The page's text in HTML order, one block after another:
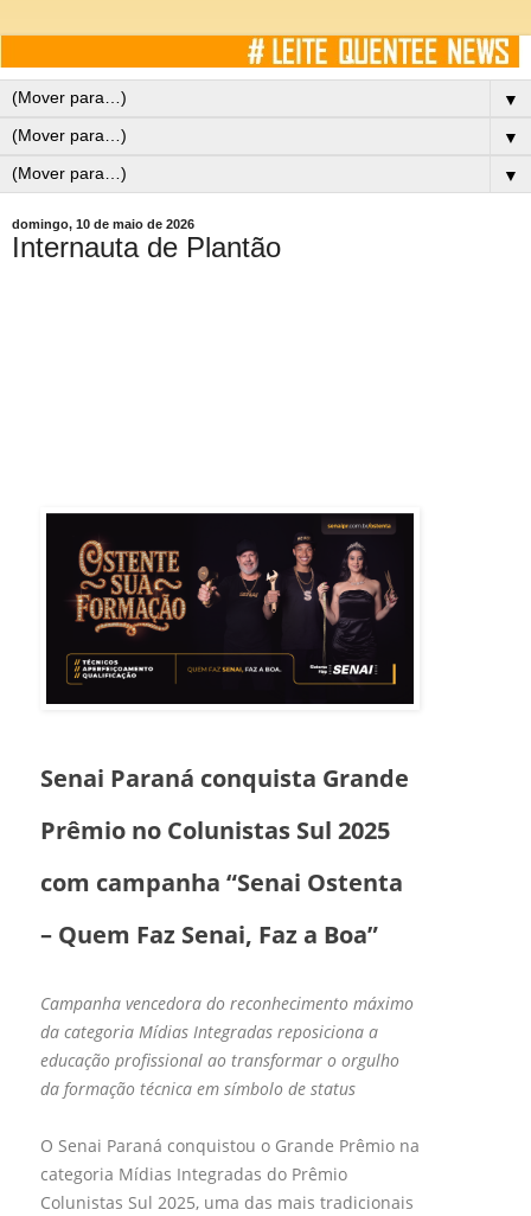
▼
▼
▼
domingo, 10 de maio de 2026
Internauta de Plantão
Senai Paraná conquista Grande
Prêmio no Colunistas Sul 2025
com campanha “Senai Ostenta
– Quem Faz Senai, Faz a Boa”
Campanha vencedora do reconhecimento máximo
da categoria Mídias Integradas reposiciona a
educação profissional ao transformar o orgulho
da formação técnica em símbolo de status
O Senai Paraná conquistou o Grande Prêmio na
categoria Mídias Integradas do Prêmio
Colunistas Sul 2025, uma das mais tradicionais